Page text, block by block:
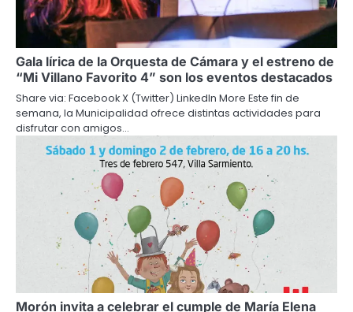
Gala lírica de la Orquesta de Cámara y el estreno de
“Mi Villano Favorito 4” son los eventos destacados
Share via: Facebook X (Twitter) LinkedIn More Este fin de
semana, la Municipalidad ofrece distintas actividades para
disfrutar con amigos…
Morón invita a celebrar el cumple de María Elena